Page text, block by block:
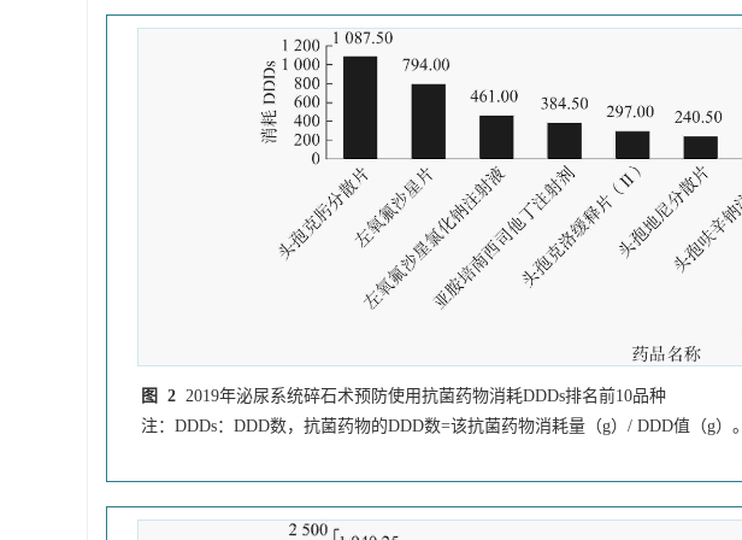
图 2 2019年泌尿系统碎石术预防使用抗菌药物消耗DDDs排名前10品种
注：DDDs：DDD数，抗菌药物的DDD数=该抗菌药物消耗量（g）/ DDD值（g）。